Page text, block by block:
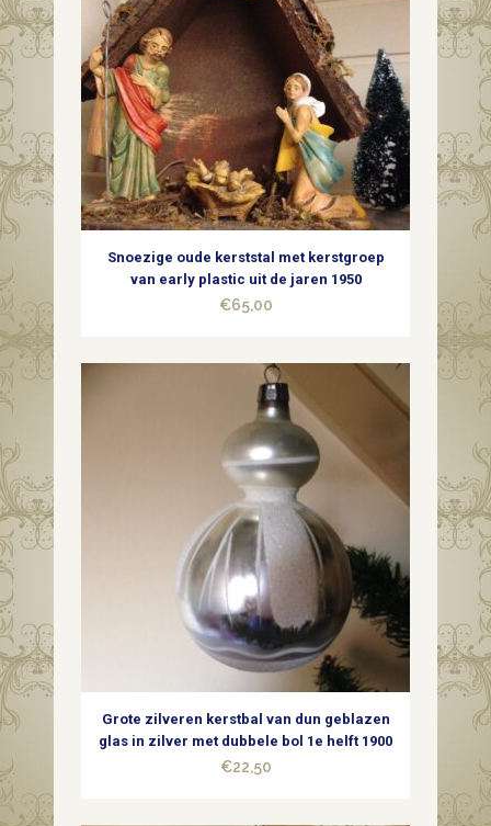
geel
en
wit
jaren
1950
Snoezige oude kerststal met kerstgroep
van early plastic uit de jaren 1950
€65,00
Grote zilveren kerstbal van dun geblazen
glas in zilver met dubbele bol 1e helft 1900
€22,50